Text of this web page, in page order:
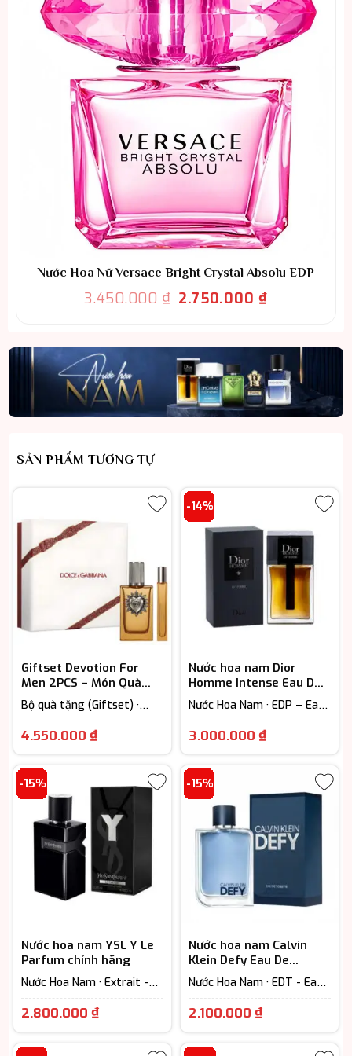
Nước Hoa Nữ Versace Bright Crystal Absolu EDP
3.450.000₫ Giá
3.450.000 ₫.
2.750.000 ₫Giá
là:
2.750.000 ₫.
SẢN PHẨM TƯƠNG TỰ
Giftset Devotion For
Men 2PCS – Món Quà
Lịch Lãm Dành Cho Quý
Ông
Bộ quà tặng (Giftset) ·
hương trên 12h) · Nước Hoa
4.550.000₫
-14%
Nước hoa nam Dior
Homme Intense Eau De
Parfum chính hãng
Nước Hoa Nam · EDP – Eau
7-12h)
3.000.000 ₫Giá
là:
-15%
Nước hoa nam YSL Y Le
Parfum chính hãng
Nước Hoa Nam · Extrait -
12h)
2.800.000₫Giá
-15%
Nước hoa nam Calvin
Klein Defy Eau De
Toilette
Nước Hoa Nam · EDT - Eau
3-6h) · Floral – Hương hoa
2.100.000 ₫Giá